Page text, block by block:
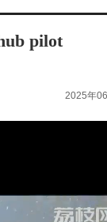
pilot
2025年